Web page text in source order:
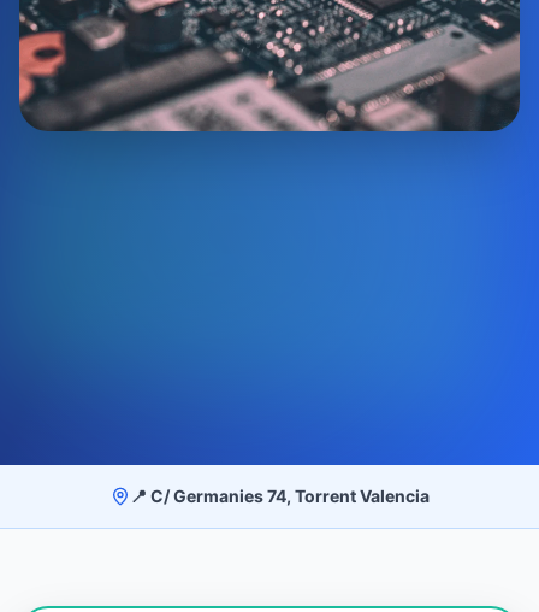
📍 C/ Germanies 74, Torrent Valencia